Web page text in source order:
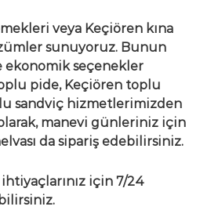
veya Keçiören kına
sunuyoruz. Bunun
ekonomik seçenekler
pide, Keçiören toplu
sandviç hizmetlerimizden
manevi günleriniz için
da sipariş edebilirsiniz.
için 7/24